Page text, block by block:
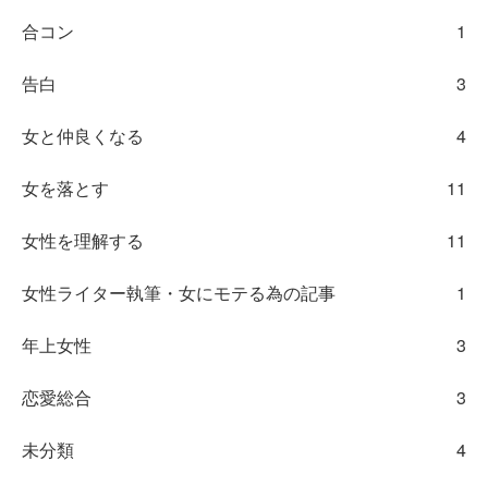
合コン 1
告白 3
女と仲良くなる 4
女を落とす 11
女性を理解する 11
女性ライター執筆・女にモテる為の記事 1
年上女性 3
恋愛総合 3
未分類 4